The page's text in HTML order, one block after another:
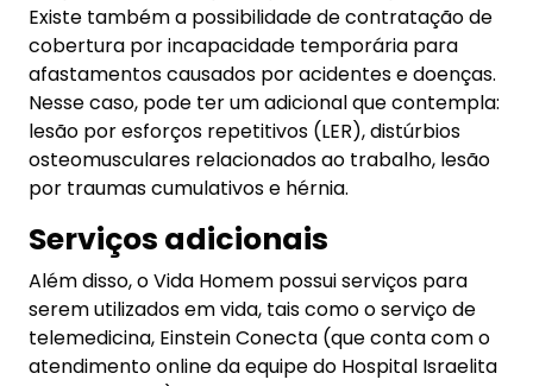
Existe também a possibilidade de contratação de
cobertura por incapacidade temporária para
afastamentos causados por acidentes e doenças.
Nesse caso, pode ter um adicional que contempla:
lesão por esforços repetitivos (LER), distúrbios
osteomusculares relacionados ao trabalho, lesão
por traumas cumulativos e hérnia.
Serviços adicionais
Além disso, o Vida Homem possui serviços para
serem utilizados em vida, tais como o serviço de
telemedicina, Einstein Conecta (que conta com o
atendimento online da equipe do Hospital Israelita